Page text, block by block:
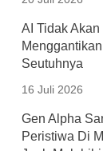
AI Tidak Akan
Seutuhnya
16 Juli 2026
Gen Alpha
Peristiwa Di